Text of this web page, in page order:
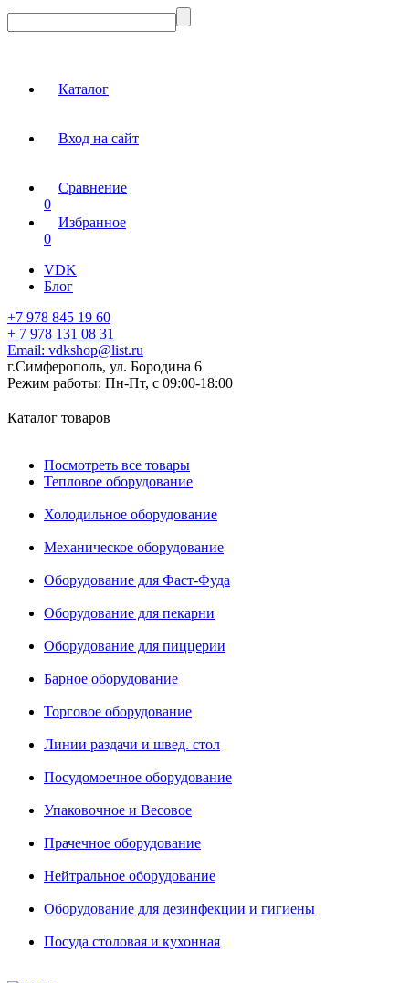
Каталог
Вход на сайт
Сравнение
0
Избранное
0
VDK
Блог
+7 978 845 19 60
+ 7 978 131 08 31
Email: vdkshop@list.ru
г.Симферополь, ул. Бородина 6
Режим работы: Пн-Пт, с 09:00-18:00
Каталог товаров
Посмотреть все товары
Тепловое оборудование
Холодильное оборудование
Механическое оборудование
Оборудование для Фаст-Фуда
Оборудование для пекарни
Оборудование для пиццерии
Барное оборудование
Торговое оборудование
Линии раздачи и швед. стол
Посудомоечное оборудование
Упаковочное и Весовое
Прачечное оборудование
Нейтральное оборудование
Оборудование для дезинфекции и гигиены
Посуда столовая и кухонная